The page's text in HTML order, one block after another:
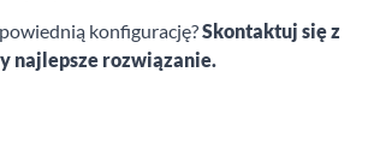
konfigurację?Skontaktuj się z
najlepsze rozwiązanie.